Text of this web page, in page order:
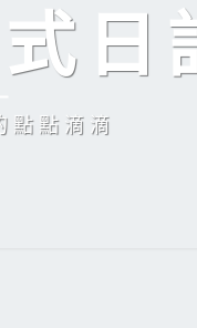
日
點點滴滴